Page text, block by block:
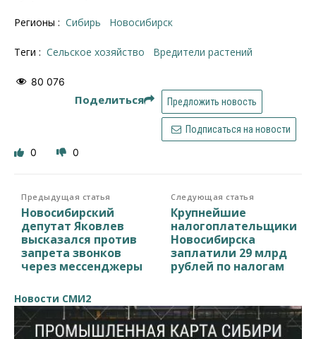
Регионы : Сибирь Новосибирск
Теги : сельское хозяйство вредители растений
80 076
Поделиться Предложить новость
Подписаться на новости
0 0
Предыдущая статья
Новосибирский
депутат Яковлев
высказался против
запрета звонков
через мессенджеры
Следующая статья
Крупнейшие
налогоплательщики
Новосибирска
заплатили 29 млрд
рублей по налогам
Новости СМИ2